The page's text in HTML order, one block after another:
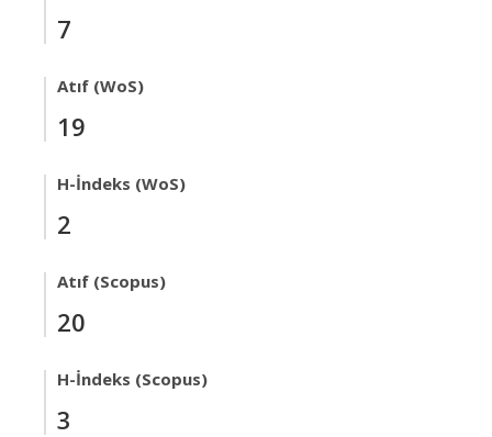
7
Atıf (WoS)
19
H-İndeks (WoS)
2
Atıf (Scopus)
20
H-İndeks (Scopus)
3